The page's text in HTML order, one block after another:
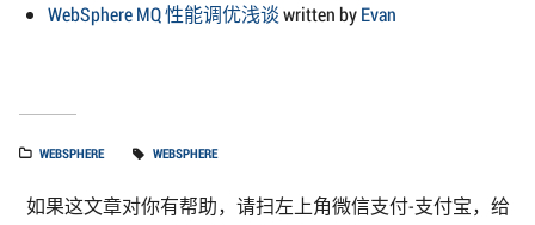
WebSphere MQ 性能调优浅谈written byEvan
WEBSPHERE WEBSPHERE
如果这文章对你有帮助，请扫左上角微信支付-支付宝，给